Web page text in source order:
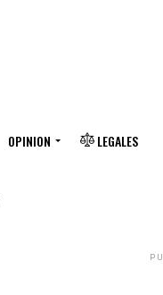
OPINION LEGALES